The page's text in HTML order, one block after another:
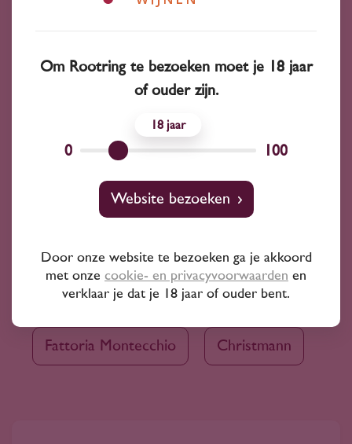
opus one Gustavshof
Château Fougueyrat
Domaine Clos Sainte Magdeleine
Fillaboa Di Majo Norante
Fattoria Montecchio Christmann
Om Rootring te bezoeken moet je 18 jaar
of ouder zijn.
0
18
100
Website bezoeken
Door onze website te bezoeken ga je akkoord
met onze cookie- en privacyvoorwaarden en
verklaar je dat je 18 jaar of ouder bent.